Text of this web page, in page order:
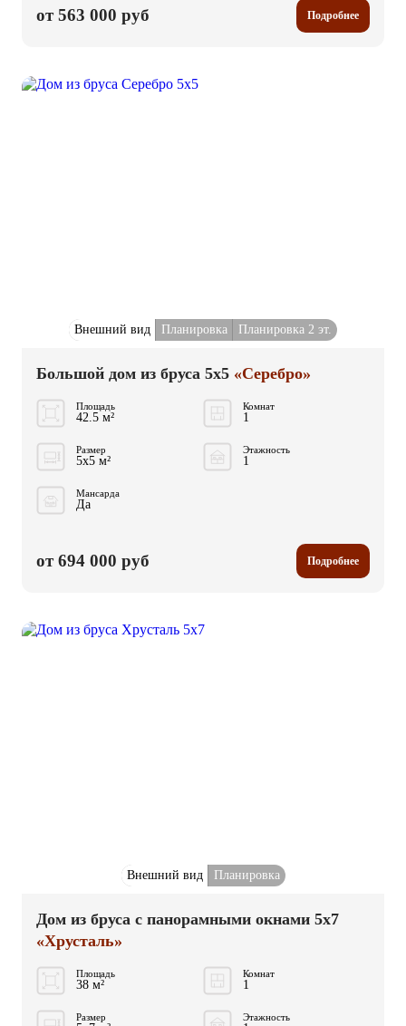
от 563 000 руб Подробнее
Внешний вид Планировка Планировка 2 эт.
Большой дом из бруса 5x5 «Серебро»
Площадь
42.5 м²
Комнат
1
Размер
5x5 м²
Этажность
1
Мансарда
Да
от 694 000 руб Подробнее
Внешний вид Планировка
Дом из бруса с панорамными окнами 5x7
«Хрусталь»
Площадь
38 м²
Комнат
1
Размер Этажность